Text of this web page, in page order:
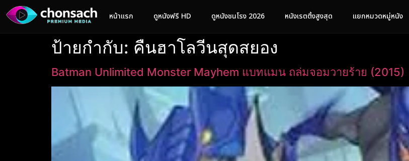
หน้าแรก ดูหนังฟรี HD ดูหนังชนโรง 2026 หนังเรตติ้งสูงสุด แยกหมวดหมู่หนัง
ป้ายกำกับ: คืนฮาโลวีนสุดสยอง
Batman Unlimited Monster Mayhem แบทแมน ถล่มจอมวายร้าย (2015)